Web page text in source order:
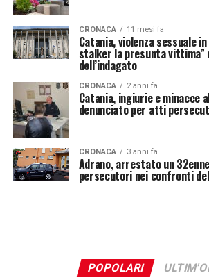
CRONACA 11 mesi fa
Catania, violenza sessuale in
stalker la presunta vittima”
dell’indagato
CRONACA 2 anni fa
Catania, ingiurie e minacce
denunciato per atti
CRONACA 3 anni fa
Adrano, arrestato un
persecutori nei confronti
POPOLARI